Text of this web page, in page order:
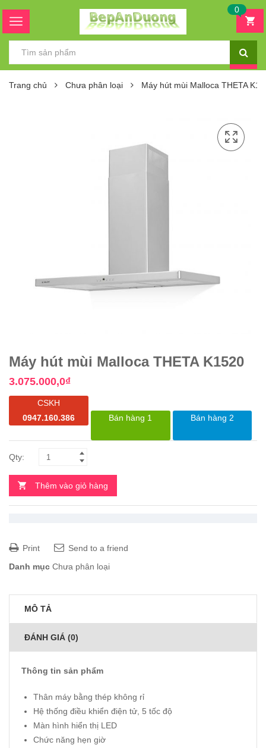
0
Trang chủ Chưa phân loại Máy hút mùi Malloca THETA
Máy hút mùi Malloca THETA K1520
3.075.000,0₫
CSKH
0947.160.386
Bán hàng 1 Bán hàng 2
Thêm vào giỏ hàng
Print
Send to a friend
Danh mục Chưa phân loại
MÔ TẢ
ĐÁNH GIÁ (0)
Thông tin sản phẩm
Thân máy bằng thép không rỉ
Hệ thống điều khiển điện tử, 5 tốc độ
Màn hình hiển thị LED
Chức năng hẹn giờ